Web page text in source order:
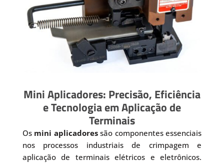
Mini Aplicadores: Precisão, Eficiência
e Tecnologia em Aplicação de
Terminais
Os mini aplicadoressão componentes essenciais
nos processos industriais de crimpagem e
aplicação de terminais elétricos e eletrônicos.